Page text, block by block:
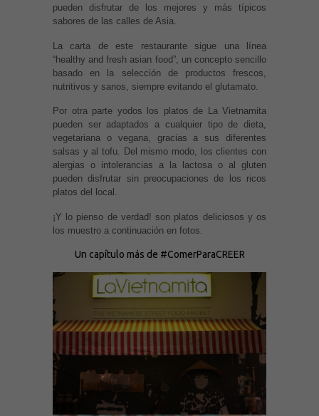
pueden disfrutar de los mejores y más típicos
sabores de las calles de Asia.
La carta de este restaurante sigue una línea
“healthy and fresh asian food”, un concepto sencillo
basado en la selección de productos frescos,
nutritivos y sanos, siempre evitando el glutamato.
Por otra parte yodos los platos de La Vietnamita
pueden ser adaptados a cualquier tipo de dieta,
vegetariana o vegana, gracias a sus diferentes
salsas y al tofu. Del mismo modo, los clientes con
alergias o intolerancias a la lactosa o al gluten
pueden disfrutar sin preocupaciones de los ricos
platos del local.
¡Y lo pienso de verdad! son platos deliciosos y os
los muestro a continuación en fotos.
Un capítulo más de #ComerParaCREER